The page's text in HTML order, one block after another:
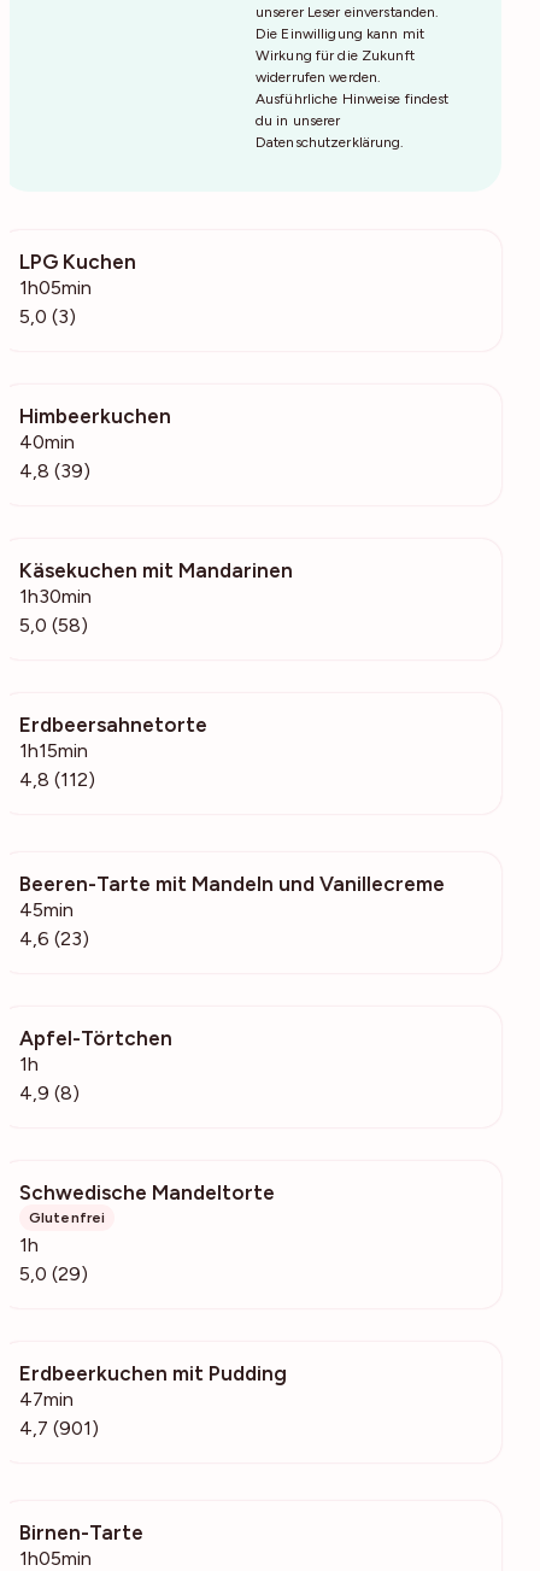
unserer Leser einverstanden.
Die Einwilligung kann mit
Wirkung für die Zukunft
widerrufen werden.
Ausführliche Hinweise findest
du in unserer
Datenschutzerklärung.
LPG Kuchen
1h05min
5,0 (3)
Himbeerkuchen
40min
4,8 (39)
Käsekuchen mit Mandarinen
1h30min
5,0 (58)
Erdbeersahnetorte
1h15min
4,8 (112)
Beeren-Tarte mit Mandeln und Vanillecreme
45min
4,6 (23)
Apfel-Törtchen
1h
4,9 (8)
Schwedische Mandeltorte
Glutenfrei
1h
5,0 (29)
Erdbeerkuchen mit Pudding
47min
4,7 (901)
Birnen-Tarte
1h05min